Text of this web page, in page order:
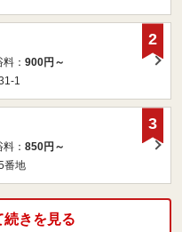
料： 900円～
1
2
料： 850円～
番地
3
きを見る